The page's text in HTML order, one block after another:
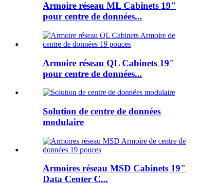
Armoire réseau ML Cabinets 19"
pour centre de données...
Armoire réseau QL Cabinets 19"
pour centre de données...
Solution de centre de données
modulaire
Armoires réseau MSD Cabinets 19"
Data Center C...